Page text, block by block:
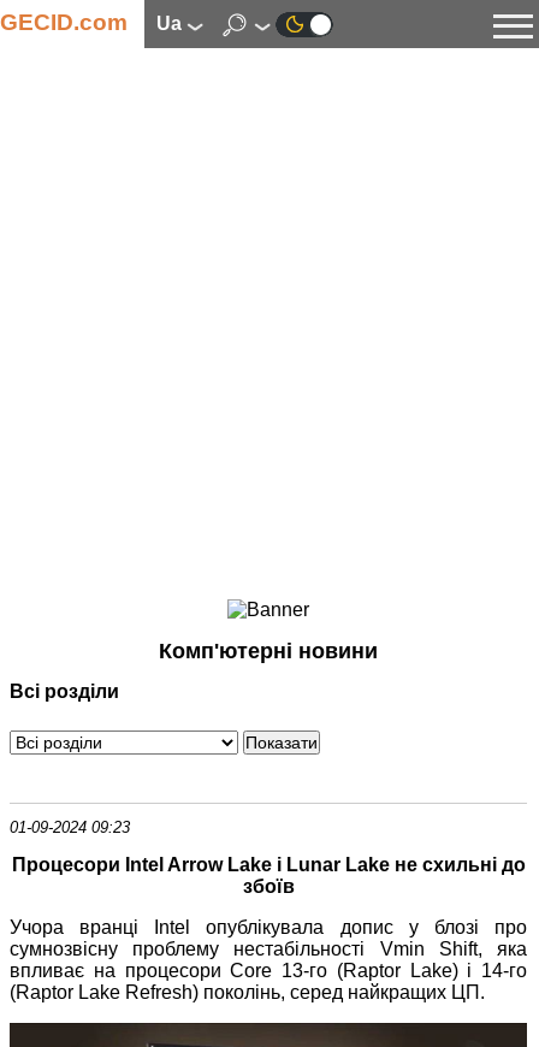
GECID.com ua
Смартфони
Периферія
Програмне забезпечення
Комп'ютерні новини
Всі розділи
01-09-2024 09:23
Процесори Intel Arrow Lake і Lunar Lake не схильні до
збоїв
Учора вранці Intel опублікувала допис у блозі про
сумнозвісну проблему нестабільності Vmin Shift, яка
впливає на процесори Core 13-го (Raptor Lake) і 14-го
(Raptor Lake Refresh) поколінь, серед найкращих ЦП.